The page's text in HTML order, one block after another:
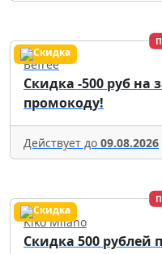
Befree
Скидка -500 руб на
промокоду!
Действует до 09.08.2026
Kiko Milano
Скидка 500 рублей